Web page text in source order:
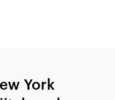
York